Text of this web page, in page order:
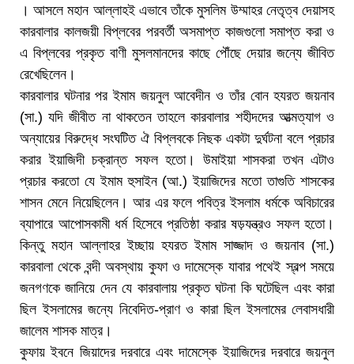
। আসলে মহান আল্লাহই এভাবে তাঁকে মুসলিম উম্মাহর নেতৃত্ব দেয়াসহ
কারবালার কালজয়ী বিপ্লবের পরবর্তী অসমাপ্ত কাজগুলো সমাপ্ত করা ও
এ বিপ্লবের প্রকৃত বাণী মুসলমানদের কাছে পৌঁছে দেয়ার জন্যে জীবিত
রেখেছিলেন।
কারবালার ঘটনার পর ইমাম জয়নুল আবেদীন ও তাঁর বোন হযরত জয়নাব
(সা.) যদি জীবীত না থাকতেন তাহলে কারবালার শহীদদের আত্মত্যাগ ও
অন্যায়ের বিরুদ্ধে সংঘটিত ঐ বিপ্লবকে নিছক একটা দুর্ঘটনা বলে প্রচার
করার ইয়াজিদী চক্রান্ত সফল হতো। উমাইয়া শাসকরা তখন এটাও
প্রচার করতো যে ইমাম হুসাইন (আ.) ইয়াজিদের মতো তাগুতি শাসকের
শাসন মেনে নিয়েছিলেন। আর এর ফলে পবিত্র ইসলাম ধর্মকে অবিচারের
ব্যাপারে আপোসকামী ধর্ম হিসেবে প্রতিষ্ঠা করার ষড়যন্ত্রও সফল হতো।
কিন্তু মহান আল্লাহর ইচ্ছায় হযরত ইমাম সাজ্জাদ ও জয়নাব (সা.)
কারবালা থেকে বন্দী অবস্থায় কুফা ও দামেস্কে যাবার পথেই স্বল্প সময়ে
জনগণকে জানিয়ে দেন যে কারবালায় প্রকৃত ঘটনা কি ঘটেছিল এবং কারা
ছিল ইসলামের জন্যে নিবেদিত-প্রাণ ও কারা ছিল ইসলামের লেবাসধারী
জালেম শাসক মাত্র।
কুফায় ইবনে জিয়াদের দরবারে এবং দামেস্কে ইয়াজিদের দরবারে জয়নুল